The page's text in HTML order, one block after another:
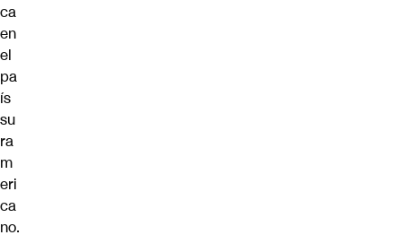
ca
en
el
pa
ís
su
ra
m
eri
ca
no.